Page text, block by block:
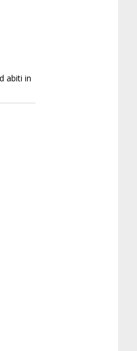
abiti in